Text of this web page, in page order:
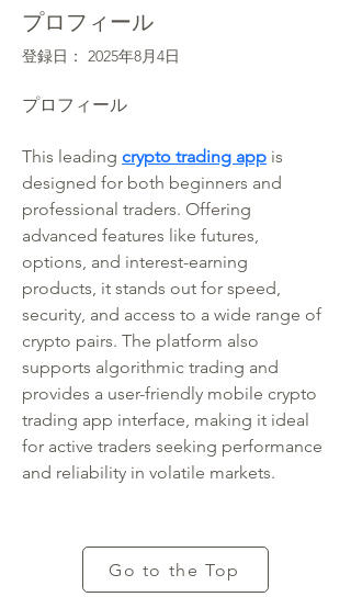
プロフィール
登録日： 2025年8月4日
プロフィール
This leading crypto trading app is
designed for both beginners and
professional traders. Offering
advanced features like futures,
options, and interest-earning
products, it stands out for speed,
security, and access to a wide range of
crypto pairs. The platform also
supports algorithmic trading and
provides a user-friendly mobile crypto
trading app interface, making it ideal
for active traders seeking performance
and reliability in volatile markets.
Go to the Top